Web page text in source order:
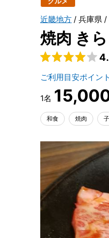
近畿地方 兵庫県
焼肉 きら
ご利用目安ポイント
和食 焼肉